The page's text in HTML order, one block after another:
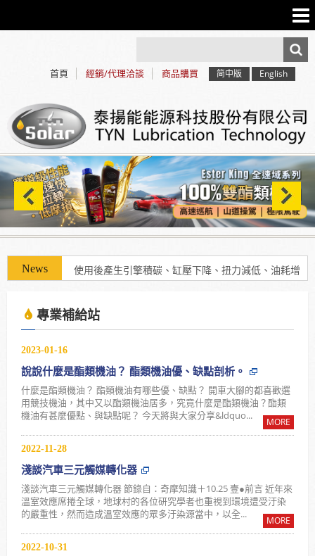
首頁 經銷/代理洽談 商品購買 简中版 English
使用後產生引擎積碳、缸壓下降、扭力減低、油耗增
2025年7月13日受KBS京都電視台邀請採訪，廣受日
使用「泰揚能 Solar 索爾機油」可有效解決車輛經年
使用後產生引擎積碳、缸壓下降、扭力減低、油耗增
加等現象
專業補給站
2023-01-16
說說什麼是酯類機油？ 酯類機油優、缺點剖析。
什麼是酯類機油？ 酯類機油有哪些優、缺點？ 開車大腳的都喜歡選
用競技機油，其中又以酯類機油居多，究竟什麼是酯類機油？酯類
機油有甚麼優點、與缺點呢？ 今天將與大家分享&ldquo...
MORE
2022-11-28
淺談汽車三元觸媒轉化器
淺談汽車三元觸媒轉化器 節錄自：奇摩知識＋10.25 壹●前言 近年來
溫室效應席捲全球，地球村的各位研究學者也重視到環境遭受汙染
的嚴重性，然而造成溫室效應的眾多汙染源當中，以全...
MORE
2022-10-31